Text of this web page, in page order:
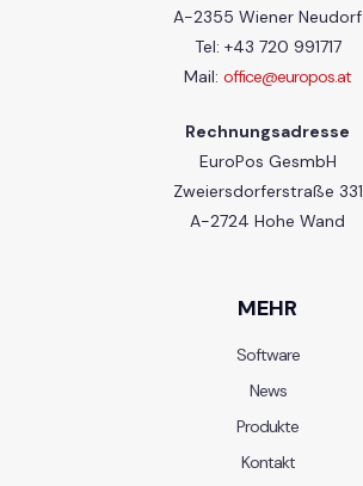
A-2355 Wiener Neudorf
Tel: +43 720 991717
Mail: office@europos.at
Rechnungsadresse
EuroPos GesmbH
Zweiersdorferstraße 331
A-2724 Hohe Wand
MEHR
Software
News
Produkte
Kontakt